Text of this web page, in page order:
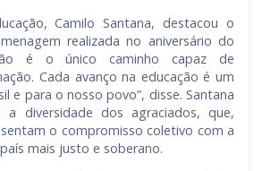
Camilo Santana, destacou o
realizada no aniversário do
é o único caminho capaz de
Cada avanço na educação é um
e para o nosso povo”, disse. Santana
a diversidade dos agraciados, que,
o compromisso coletivo com a
mais justo e soberano.